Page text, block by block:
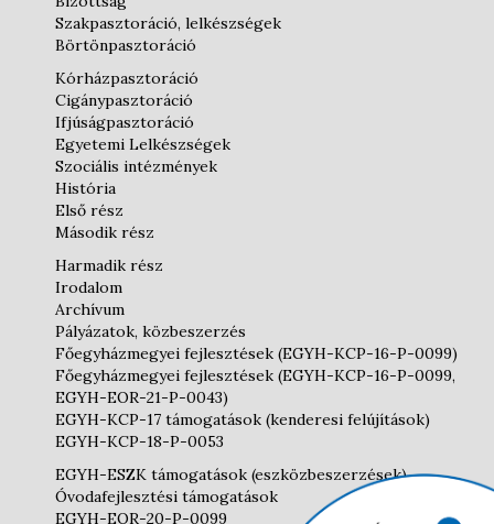
Szakpasztoráció, lelkészségek
Börtönpasztoráció
Kórházpasztoráció
Cigánypasztoráció
Ifjúságpasztoráció
Egyetemi Lelkészségek
Szociális intézmények
História
Első rész
Második rész
Harmadik rész
Irodalom
Archívum
Pályázatok, közbeszerzés
Főegyházmegyei fejlesztések (EGYH-KCP-16-P-0099)
Főegyházmegyei fejlesztések (EGYH-KCP-16-P-0099,
EGYH-EOR-21-P-0043)
EGYH-KCP-17 támogatások (kenderesi felújítások)
EGYH-KCP-18-P-0053
EGYH-ESZK támogatások (eszközbeszerzések)
Óvodafejlesztési támogatások
EGYH-EOR-20-P-0099